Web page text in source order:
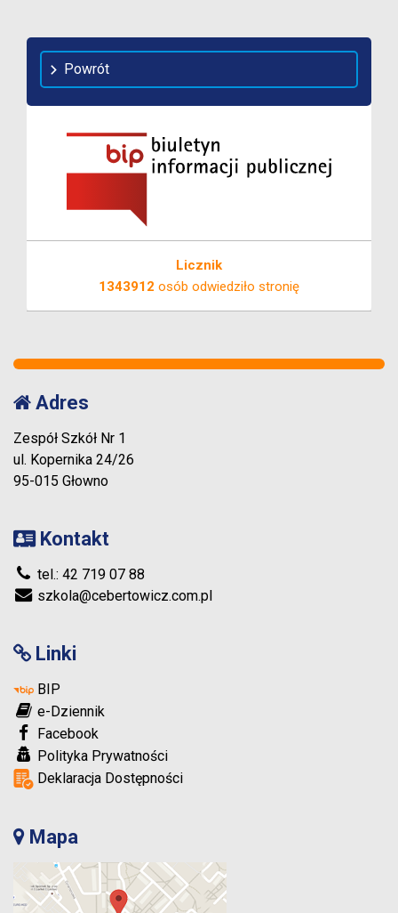
Powrót
Licznik
1343912 osób odwiedziło stronię
Adres
Zespół Szkół Nr 1
ul. Kopernika 24/26
95-015 Głowno
Kontakt
tel.: 42 719 07 88
szkola@cebertowicz.com.pl
Linki
BIP
e-Dziennik
Facebook
Polityka Prywatności
Deklaracja Dostępności
Mapa